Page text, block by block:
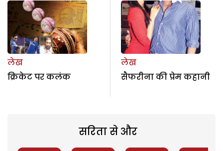
लेख
क्रिकेट पर कलंक
लेख
सैफरीना की प्रेम कहानी
सरिता से और